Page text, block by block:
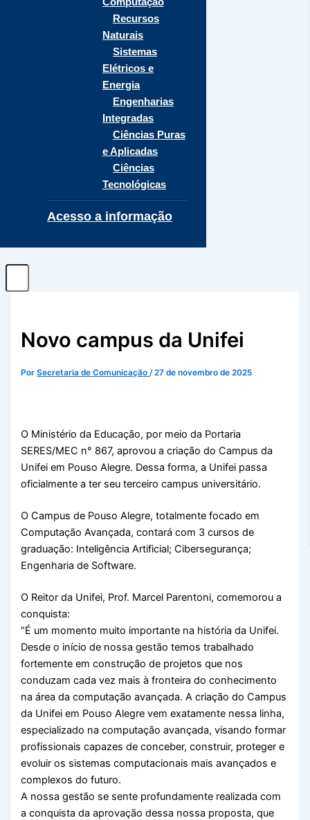
Recursos
Naturais
Sistemas
Elétricos e
Energia
Engenharias
Integradas
Ciências Puras
e Aplicadas
Ciências
Tecnológicas
Acesso a informação
Novo campus da Unifei
PorSecretaria de Comunicação/27 de novembro de 2025
O Ministério da Educação, por meio da Portaria
SERES/MEC n° 867, aprovou a criação do Campus da
Unifei em Pouso Alegre. Dessa forma, a Unifei passa
oficialmente a ter seu terceiro campus universitário.
O Campus de Pouso Alegre, totalmente focado em
Computação Avançada, contará com 3 cursos de
graduação: Inteligência Artificial; Cibersegurança;
Engenharia de Software.
O Reitor da Unifei, Prof. Marcel Parentoni, comemorou a
conquista:
“É um momento muito importante na história da Unifei.
Desde o início de nossa gestão temos trabalhado
fortemente em construção de projetos que nos
conduzam cada vez mais à fronteira do conhecimento
na área da computação avançada. A criação do Campus
da Unifei em Pouso Alegre vem exatamente nessa linha,
especializado na computação avançada, visando formar
profissionais capazes de conceber, construir, proteger e
evoluir os sistemas computacionais mais avançados e
complexos do futuro.
A nossa gestão se sente profundamente realizada com
a conquista da aprovação dessa nossa proposta, que